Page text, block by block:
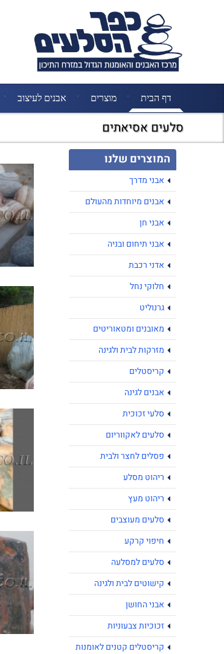
דף הבית מוצרים אבנים לעיצוב
סלעים אסיאתים
המוצרים שלנו
אבני מדרך
אבנים מיוחדות מהעולם
אבני חן
אבני תיחום ובניה
אדני רכבת
חלוקי נחל
גרנוליט
מאובנים ומטאוריטים
מזרקות לבית ולגינה
קריסטלים
אבנים לגינה
סלעי זכוכית
סלעים לאקווריום
פסלים לחצר ולבית
ריהוט מסלע
ריהוט מעץ
סלעים מעוצבים
חיפוי קרקע
סלעים למסלעה
קישוטים לבית ולגינה
אבני החושן
זכוכיות צבעוניות
קריסטלים קטנים לאומנות